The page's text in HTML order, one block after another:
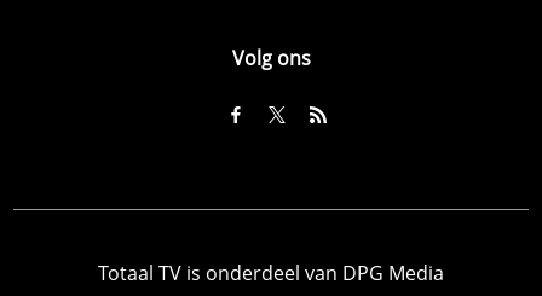
Volg ons
Totaal TV is onderdeel van DPG Media